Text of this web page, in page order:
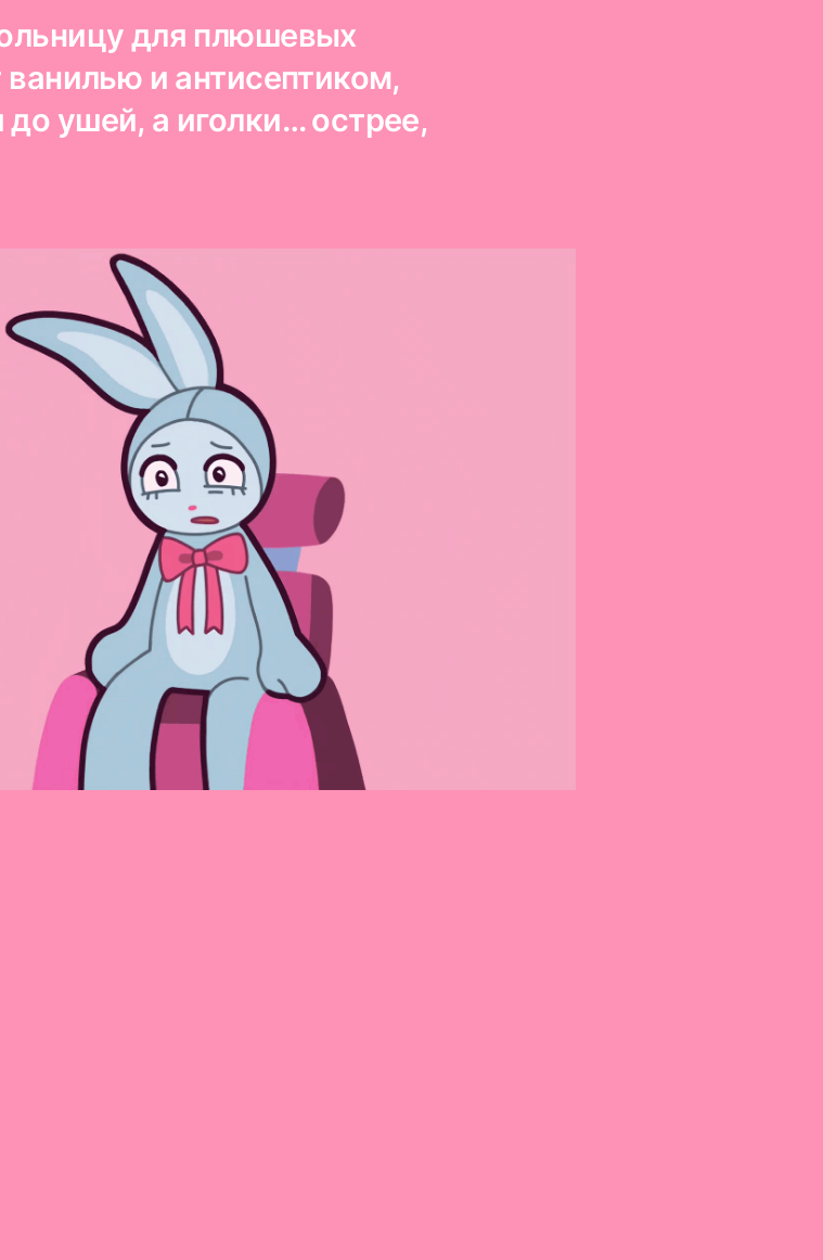
для плюшевых
и антисептиком,
ушей, а иголки… острее,